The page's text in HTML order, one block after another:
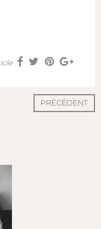
PRÉCÉDENT